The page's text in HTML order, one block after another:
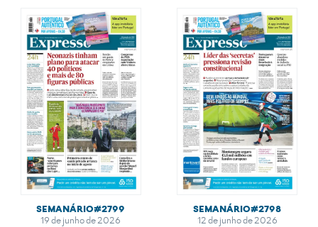
SEMANÁRIO#2799
19 de junho de 2026
SEMANÁRIO#2798
12 de junho de 2026